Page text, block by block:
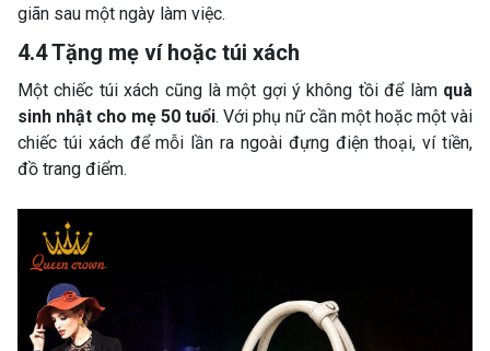
giãn sau một ngày làm việc.
4.4 Tặng mẹ ví hoặc túi xách
Một chiếc túi xách cũng là một gợi ý không tồi để làm quà
sinh nhật cho mẹ 50 tuổi. Với phụ nữ cần một hoặc một vài
chiếc túi xách để mỗi lần ra ngoài đựng điện thoại, ví tiền,
đồ trang điểm.